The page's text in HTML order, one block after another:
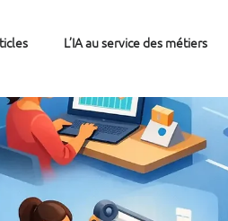
L’IA au service des métiers